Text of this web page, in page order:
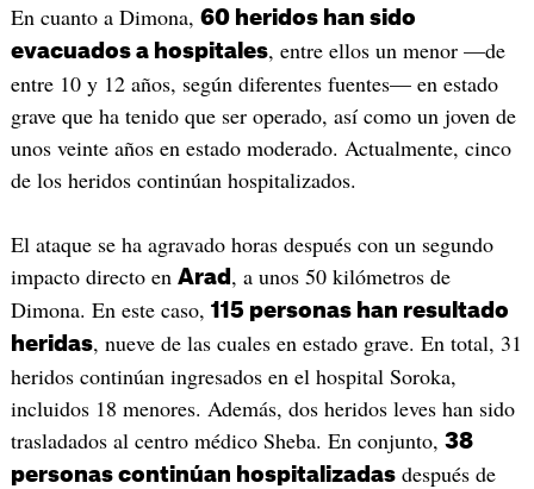
En cuanto a Dimona, 60 heridos han sido
evacuados a hospitales, entre ellos un menor —de
entre 10 y 12 años, según diferentes fuentes— en estado
grave que ha tenido que ser operado, así como un joven de
unos veinte años en estado moderado. Actualmente, cinco
de los heridos continúan hospitalizados.
El ataque se ha agravado horas después con un segundo
impacto directo en Arad , a unos 50 kilómetros de
Dimona. En este caso, 115 personas han resultado
heridas, nueve de las cuales en estado grave. En total, 31
heridos continúan ingresados en el hospital Soroka,
incluidos 18 menores. Además, dos heridos leves han sido
trasladados al centro médico Sheba. En conjunto, 38
personas continúan hospitalizadasdespués de